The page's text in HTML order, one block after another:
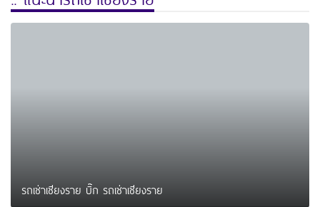
รถเช่าเชียงราย บิ๊ก รถเช่าเชียงราย